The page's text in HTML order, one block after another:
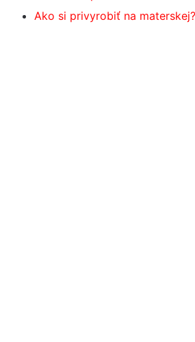
Ako si privyrobiť na materskej?